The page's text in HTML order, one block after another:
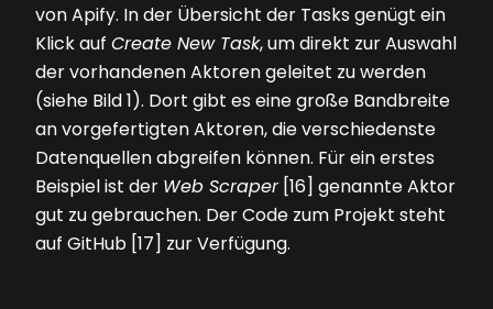
von Apify. In der Übersicht der Tasks genügt ein
Klick auf Create New Task, um direkt zur Auswahl
der vorhandenen Aktoren geleitet zu werden
(siehe Bild 1). Dort gibt es ­eine große Bandbreite
an vorgefertigten Aktoren, die verschiedenste
Datenquellen abgreifen können. Für ein erstes
Beispiel ist der Web Scraper[16] genannte Aktor
gut zu gebrauchen. Der Code zum Projekt steht
auf GitHub [17] zur Verfügung.